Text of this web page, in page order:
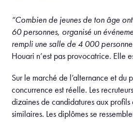
“Combien de jeunes de ton âge
60 personnes, organisé un
rempli une salle de 4 000
Houari n’est pas provocatrice. Elle
Sur le marché de l’alternance et du
concurrence est réelle. Les
dizaines de candidatures aux
similaires. Les diplômes se